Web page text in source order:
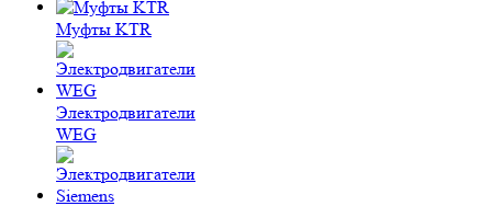
Муфты KTR
Электродвигатели
WEG